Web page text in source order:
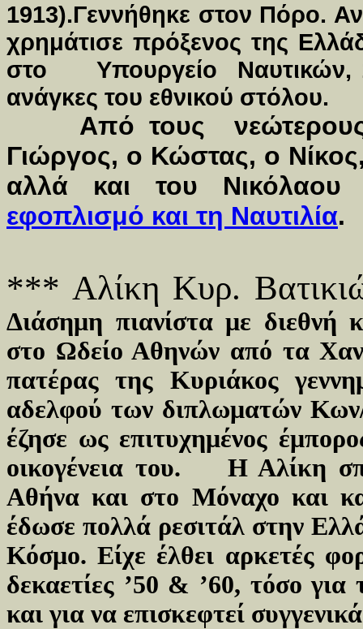
1913).Γεννήθηκε στον Πόρο.
χρημάτισε πρόξενος της
στο Υπουργείο Ναυτικών,
ανάγκες του εθνικού στόλου.
Από τους νεώτερους
Γιώργος, ο Κώστας, ο
αλλά και του Νικόλαου
εφοπλισμό και τη Ναυτιλία.
*** Αλίκη Κυρ.
Διάσημη πιανίστα με διεθνή
στο Ωδείο Αθηνών από τα
πατέρας της Κυριάκος
αδελφού των διπλωματών
έζησε ως επιτυχημένος
οικογένεια του. Η Αλίκη
Αθήνα και στο Μόναχο και
έδωσε πολλά ρεσιτάλ στην
Κόσμο. Είχε έλθει αρκετές
δεκαετίες ’50 & ’60, τόσο
και για να επισκεφτεί